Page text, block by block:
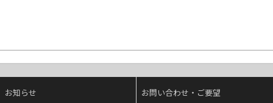
お知らせ お問い合わせ・ご要望